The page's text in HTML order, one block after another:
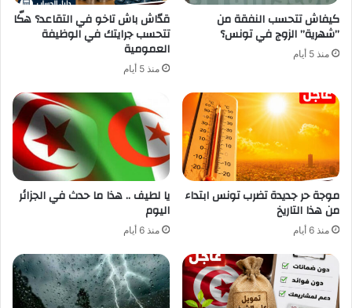
كيفاش تتحسب النفقة من
”شهرية” الزوج في تونس؟
منذ 5 أيام
قدّاش باش تاخو في التقاعد؟ هكّا
تتحسب جرايتك في الوظيفة
العمومية
منذ 5 أيام
موجة حر جديدة تضرب تونس ابتداء
من هذا التاريخ
منذ 6 أيام
يا لطيف .. هذا ما حدث في الجزائر
اليوم
منذ 6 أيام